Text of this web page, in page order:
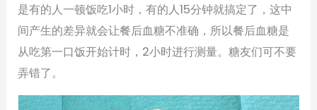
是有的人一顿饭吃1小时，有的人15分钟就搞定了，这中
间产生的差异就会让餐后血糖不准确，所以餐后血糖是
从吃第一口饭开始计时，2小时进行测量。糖友们可不要
弄错了。